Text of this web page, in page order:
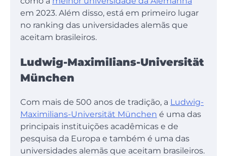
em 2023. Além disso, está em primeiro lugar
no ranking das universidades alemãs que
aceitam brasileiros.
Ludwig-Maximilians-Universität
München
Com mais de 500 anos de tradição, a Ludwig-
Maximilians-Universität München é uma das
principais instituições acadêmicas e de
pesquisa da Europa e também é uma das
universidades alemãs que aceitam brasileiros.